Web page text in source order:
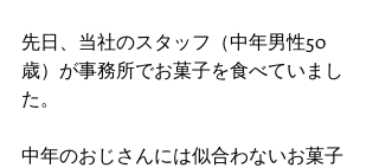
先日、当社のスタッフ（中年男性50
歳）が事務所でお菓子を食べていまし
た。
中年のおじさんには似合わないお菓子